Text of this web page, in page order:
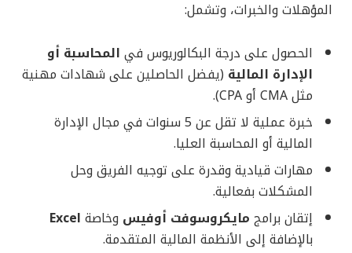
المؤهلات والخبرات، وتشمل:
الحصول على درجة البكالوريوس في المحاسبة أو
الإدارة المالية (يفضل الحاصلين على شهادات مهنية
مثل CMA أو CPA).
خبرة عملية لا تقل عن 5 سنوات في مجال الإدارة
المالية أو المحاسبة العليا.
مهارات قيادية وقدرة على توجيه الفريق وحل
المشكلات بفعالية.
إتقان برامج مايكروسوفت أوفيس وخاصة Excel
بالإضافة إلى الأنظمة المالية المتقدمة.